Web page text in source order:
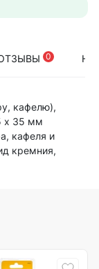
0
кафелю),
х 35 мм
кафеля и
кремния,